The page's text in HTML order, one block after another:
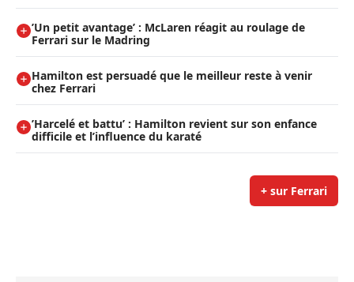
’Un petit avantage’ : McLaren réagit au roulage de
Ferrari sur le Madring
Hamilton est persuadé que le meilleur reste à venir
chez Ferrari
’Harcelé et battu’ : Hamilton revient sur son enfance
difficile et l’influence du karaté
+ sur Ferrari